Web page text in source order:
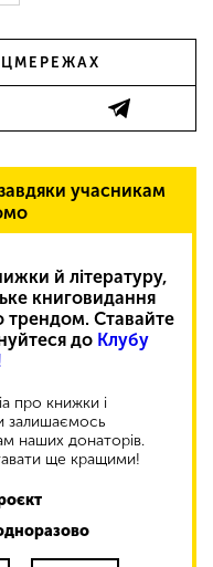
учасникам
й літературу,
книговидання
трендом. Ставайте
до Клубу
про книжки і
залишаємось
наших донаторів.
ще кращими!